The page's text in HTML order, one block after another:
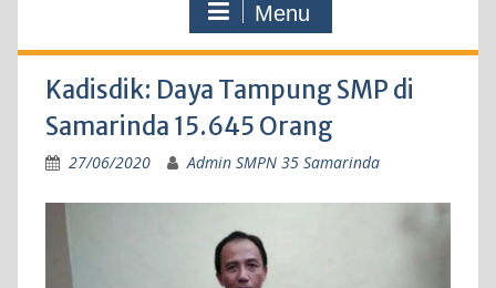
Menu
Kadisdik: Daya Tampung SMP di
Samarinda 15.645 Orang
27/06/2020 Admin SMPN 35 Samarinda